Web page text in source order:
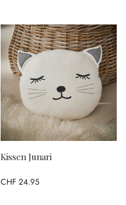
Kissen Junari
CHF 24.95